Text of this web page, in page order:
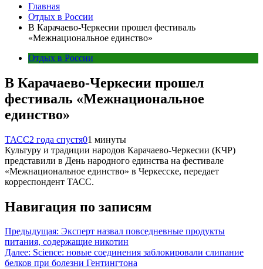
Главная
Отдых в России
В Карачаево-Черкесии прошел фестиваль
«Межнациональное единство»
Отдых в России
В Карачаево-Черкесии прошел
фестиваль «Межнациональное
единство»
ТАСС2 года спустя01 минуты
Культуру и традиции народов Карачаево-Черкесии (КЧР)
представили в День народного единства на фестивале
«Межнациональное единство» в Черкесске, передает
корреспондент ТАСС.
Навигация по записям
Предыдущая: Эксперт назвал повседневные продукты
питания, содержащие никотин
Далее: Science: новые соединения заблокировали слипание
белков при болезни Гентингтона